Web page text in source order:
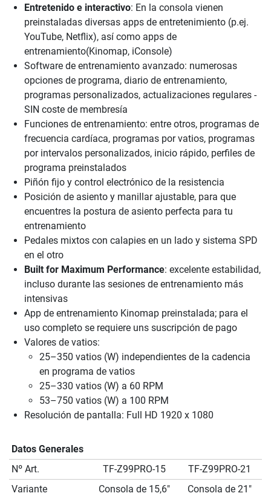
Entretenido e interactivo: En la consola vienen
preinstaladas diversas apps de entretenimiento (p.ej.
YouTube, Netflix), así como apps de
entrenamiento(Kinomap, iConsole)
Software de entrenamiento avanzado: numerosas
opciones de programa, diario de entrenamiento,
programas personalizados, actualizaciones regulares -
SIN coste de membresía
Funciones de entrenamiento: entre otros, programas de
frecuencia cardíaca, programas por vatios, programas
por intervalos personalizados, inicio rápido, perfiles de
programa preinstalados
Piñón fijo y control electrónico de la resistencia
Posición de asiento y manillar ajustable, para que
encuentres la postura de asiento perfecta para tu
entrenamiento
Pedales mixtos con calapies en un lado y sistema SPD
en el otro
Built for Maximum Performance: excelente estabilidad,
incluso durante las sesiones de entrenamiento más
intensivas
App de entrenamiento Kinomap preinstalada; para el
uso completo se requiere uns suscripción de pago
Valores de vatios:
25–350 vatios (W) independientes de la cadencia
en programa de vatios
25–330 vatios (W) a 60 RPM
53–750 vatios (W) a 100 RPM
Resolución de pantalla: Full HD 1920 x 1080
Datos Generales
Nº Art.
TF-Z99PRO-15
TF-Z99PRO-21
Variante
Consola de 15,6"
Consola de 21"